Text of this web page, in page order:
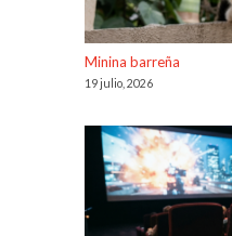
Minina barreña
19 julio, 2026